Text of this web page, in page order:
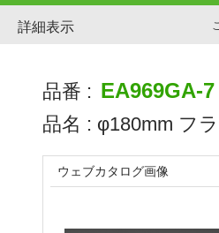
詳細表示
品番 : EA969GA-7
品名 : φ180mm フ
ウェブカタログ画像